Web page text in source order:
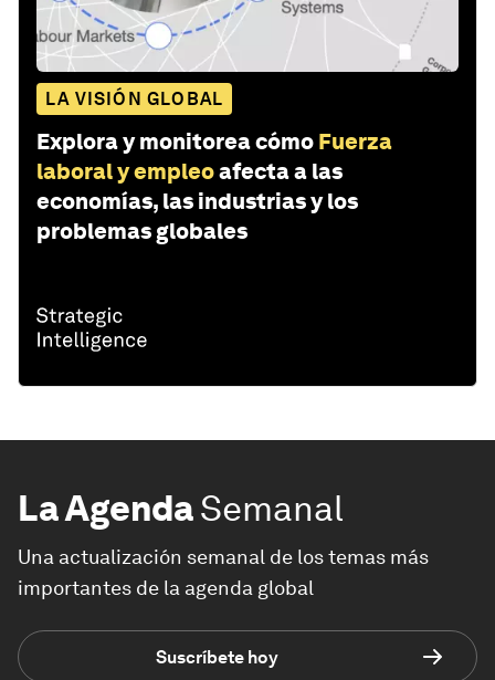
LA VISIÓN GLOBAL
Explora y monitorea cómo Fuerza
laboral y empleoafecta a las
economías, las industrias y los
problemas globales
La AgendaSemanal
Una actualización semanal de los temas más
importantes de la agenda global
Suscríbete hoy